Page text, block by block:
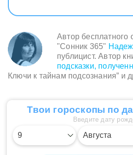
Автор бесплатного
"Сонник 365"
публицист. Автор
подсказки,
Ключи к тайнам подсознания” и
Твои гороскопы по
Введите дату